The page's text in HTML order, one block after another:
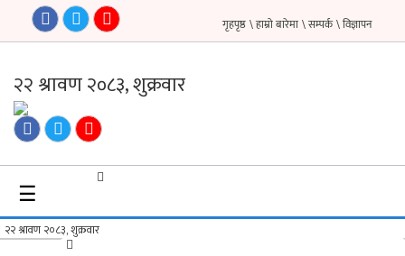
गृहपृष्ठ
फिचर
सौन्दर्य
\ विज्ञापन
\ सम्पर्क
\ हाम्रो बारेमा
गृहपृष्ठ
☰